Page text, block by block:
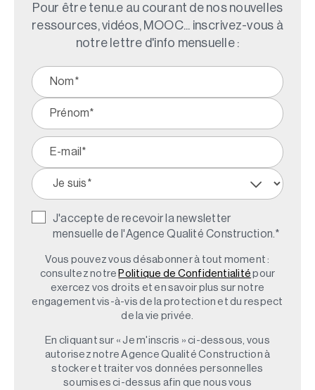
Pour être tenu.e au courant de nos nouvelles
ressources, vidéos, MOOC... inscrivez-vous à
notre lettre d'info mensuelle :
J'accepte de recevoir la newsletter
mensuelle de l'Agence Qualité Construction. *
Vous pouvez vous désabonner à tout moment :
consultez notre Politique de Confidentialité pour
exercez vos droits et en savoir plus sur notre
engagement vis-à-vis de la protection et du respect
de la vie privée.
En cliquant sur « Je m'inscris » ci-dessous, vous
autorisez notre Agence Qualité Construction à
stocker et traiter vos données personnelles
soumises ci-dessus afin que nous vous